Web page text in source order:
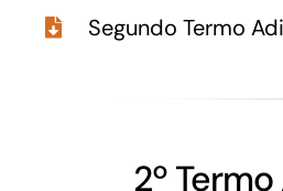
Segundo Termo
2º